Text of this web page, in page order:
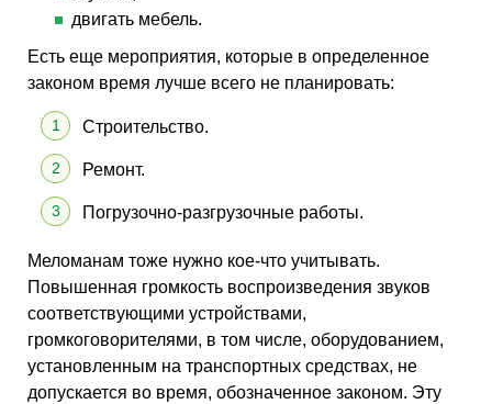
двигать мебель.
Есть еще мероприятия, которые в определенное
законом время лучше всего не планировать:
Строительство.
Ремонт.
Погрузочно-разгрузочные работы.
Меломанам тоже нужно кое-что учитывать.
Повышенная громкость воспроизведения звуков
соответствующими устройствами,
громкоговорителями, в том числе, оборудованием,
установленным на транспортных средствах, не
допускается во время, обозначенное законом. Эту